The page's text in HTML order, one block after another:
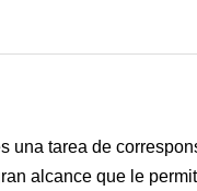
una tarea de
alcance que le